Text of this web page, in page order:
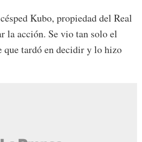
Kubo, propiedad del Real
la acción. Se vio tan solo el
que tardó en decidir y lo hizo